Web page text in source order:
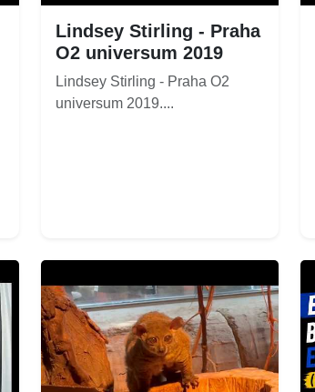
Lindsey Stirling - Praha
O2 universum 2019
Lindsey Stirling - Praha O2
universum 2019....